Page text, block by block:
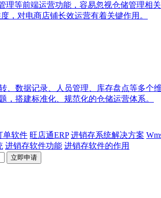
等前端运营功能，容易忽视仓储管理相
，对电商店铺长效运营有着关键作用。
数据记录、人员管理、库存盘点等多个
搭建标准化、规范化的仓储运营体系。
单软件 旺店通ERP 进销存系统解决方案
进销存软件功能 进销存软件的作用
立即申请